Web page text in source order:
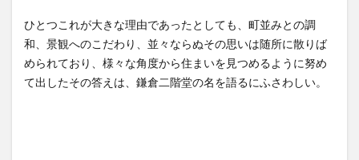
ひとつこれが大きな理由であったとしても、町並みとの調
和、景観へのこだわり、並々ならぬその思いは随所に散りば
められており、様々な角度から住まいを見つめるように努め
て出したその答えは、鎌倉二階堂の名を語るにふさわしい。